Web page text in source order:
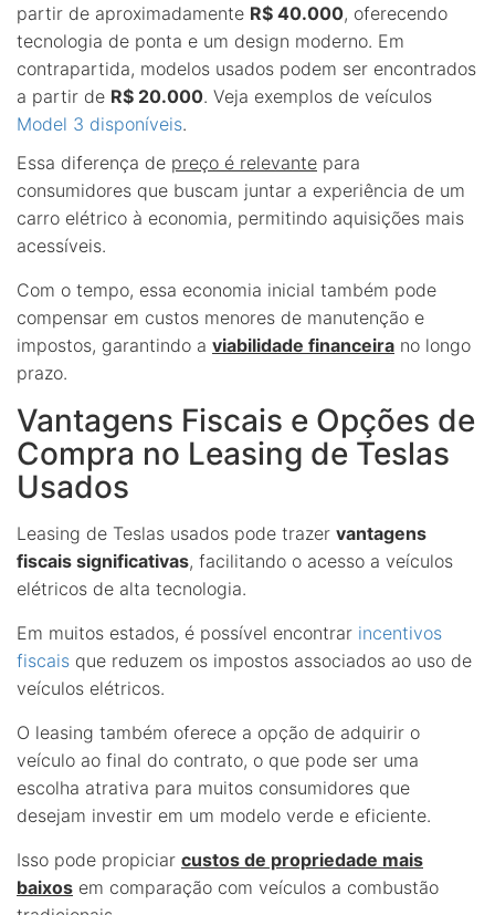
partir de aproximadamente R$ 40.000, oferecendo
tecnologia de ponta e um design moderno. Em
contrapartida, modelos usados podem ser encontrados
a partir de R$ 20.000. Veja exemplos de veículos
Model 3 disponíveis.
Essa diferença de preço é relevante para
consumidores que buscam juntar a experiência de um
carro elétrico à economia, permitindo aquisições mais
acessíveis.
Com o tempo, essa economia inicial também pode
compensar em custos menores de manutenção e
impostos, garantindo a viabilidade financeira no longo
prazo.
Vantagens Fiscais e Opções de
Compra no Leasing de Teslas
Usados
Leasing de Teslas usados pode trazer vantagens
fiscais significativas, facilitando o acesso a veículos
elétricos de alta tecnologia.
Em muitos estados, é possível encontrar incentivos
fiscais que reduzem os impostos associados ao uso de
veículos elétricos.
O leasing também oferece a opção de adquirir o
veículo ao final do contrato, o que pode ser uma
escolha atrativa para muitos consumidores que
desejam investir em um modelo verde e eficiente.
Isso pode propiciar custos de propriedade mais
baixos em comparação com veículos a combustão